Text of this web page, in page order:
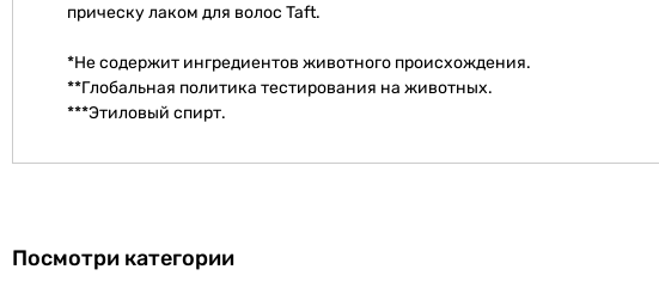
прическу лаком для волос Taft.
*Не содержит ингредиентов животного происхождения.
**Глобальная политика тестирования на животных.
***Этиловый спирт.
Посмотри категории